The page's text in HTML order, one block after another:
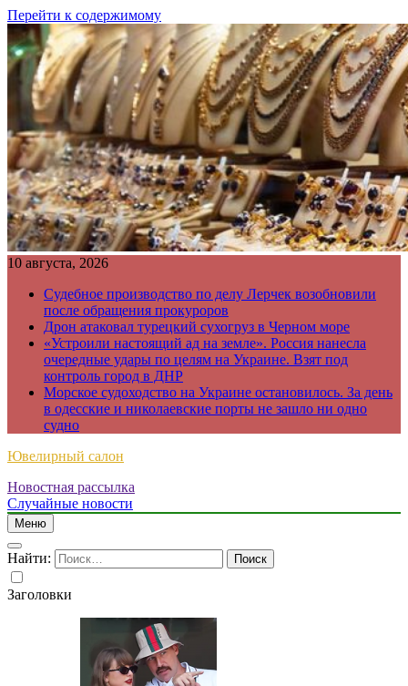
Перейти к содержимому
10 августа, 2026
Судебное производство по делу Лерчек возобновили
после обращения прокуроров
Дрон атаковал турецкий сухогруз в Черном море
«Устроили настоящий ад на земле». Россия нанесла
очередные удары по целям на Украине. Взят под
контроль город в ДНР
Морское судоходство на Украине остановилось. За день
в одесские и николаевские порты не зашло ни одно
судно
Ювелирный салон
Новостная рассылка
Случайные новости
Меню
Найти:
Заголовки